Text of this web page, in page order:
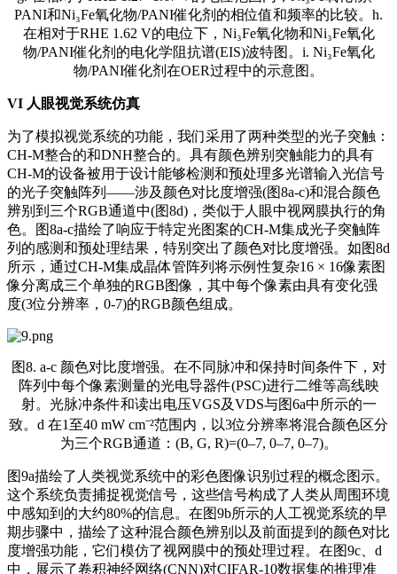
PANI和Ni₃Fe氧化物/PANI催化剂的相位值和频率的比较。h.
在相对于RHE 1.62 V的电位下，Ni₃Fe氧化物和Ni₃Fe氧化
物/PANI催化剂的电化学阻抗谱(EIS)波特图。i. Ni₃Fe氧化
物/PANI催化剂在OER过程中的示意图。
VI 人眼视觉系统仿真
为了模拟视觉系统的功能，我们采用了两种类型的光子突触：
CH-M整合的和DNH整合的。具有颜色辨别突触能力的具有
CH-M的设备被用于设计能够检测和预处理多光谱输入光信号
的光子突触阵列——涉及颜色对比度增强(图8a-c)和混合颜色
辨别到三个RGB通道中(图8d)，类似于人眼中视网膜执行的角
色。图8a-c描绘了响应于特定光图案的CH-M集成光子突触阵
列的感测和预处理结果，特别突出了颜色对比度增强。如图8d
所示，通过CH-M集成晶体管阵列将示例性复杂16 × 16像素图
像分离成三个单独的RGB图像，其中每个像素由具有变化强
度(3位分辨率，0-7)的RGB颜色组成。
图8. a-c 颜色对比度增强。在不同脉冲和保持时间条件下，对
阵列中每个像素测量的光电导器件(PSC)进行二维等高线映
射。光脉冲条件和读出电压VGS及VDS与图6a中所示的一
致。d 在1至40 mW cm⁻²范围内，以3位分辨率将混合颜色区分
为三个RGB通道：(B, G, R)=(0–7, 0–7, 0–7)。
图9a描绘了人类视觉系统中的彩色图像识别过程的概念图示。
这个系统负责捕捉视觉信号，这些信号构成了人类从周围环境
中感知到的大约80%的信息。在图9b所示的人工视觉系统的早
期步骤中，描绘了这种混合颜色辨别以及前面提到的颜色对比
度增强功能，它们模仿了视网膜中的预处理过程。在图9c、d
中，展示了卷积神经网络(CNN)对CIFAR-10数据集的推理准